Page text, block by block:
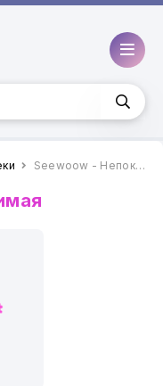
Seewoow - Непокоримая